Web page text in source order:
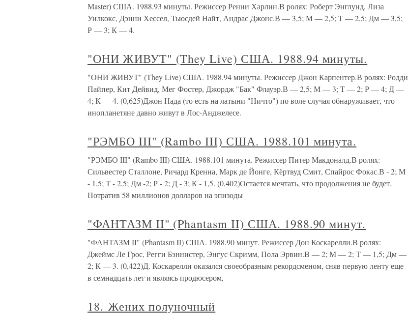
Master) США. 1988.93 минуты. Режиссер Ренни Харлин.В ролях: Роберт Энглунд, Лиза
Уилкокс, Дэнни Хессел, Тьюсдей Найт, Андрас Джонс.В — 3,5; М — 2,5; Т — 2,5; Дм — 3,5;
Р — 3; К — 4.
"ОНИ ЖИВУТ" (They Live) США. 1988.94 минуты.
"ОНИ ЖИВУТ" (They Live) США. 1988.94 минуты. Режиссер Джон Карпентер.В ролях: Родди
Пайпер, Кит Дейвид, Мег Фостер, Джордж "Бак" Флауэр.В — 2,5; М — 3; Т — 2; Р — 4; Д —
4; К — 4. (0,625)Джон Нада (то есть на латыни "Ничто") по воле случая обнаруживает, что
инопланетяне давно живут в Лос-Анджелесе.
"РЭМБО III" (Rambo III) США. 1988.101 минута.
"РЭМБО III" (Rambo III) США. 1988.101 минута. Режиссер Питер Макдоналд.В ролях:
Сильвестер Сталлоне, Ричард Кренна, Марк де Йонге, Кёртвуд Смит, Спайрос Фокас.В - 2; М
- 1,5; Т - 2,5; Дм -2; Р - 2; Д - 3; К - 1,5. (0,402)Остается мечтать, что продолжения не будет.
Потратив 58 миллионов долларов на эпизоды
"ФАНТАЗМ II" (Phantasm II) США. 1988.90 минут.
"ФАНТАЗМ II" (Phantasm II) США. 1988.90 минут. Режиссер Дон Коскарелли.В ролях:
Джеймс Ле Грос, Регги Бэннистер, Энгус Скримм, Пола Эрвин.В — 2; М — 2; Т — 1,5; Дм —
2; К — 3. (0,422)Д. Коскарелли оказался своеобразным рекордсменом, сняв первую ленту еще
в семнадцать лет и являясь продюсером,
18. Жених полуночный